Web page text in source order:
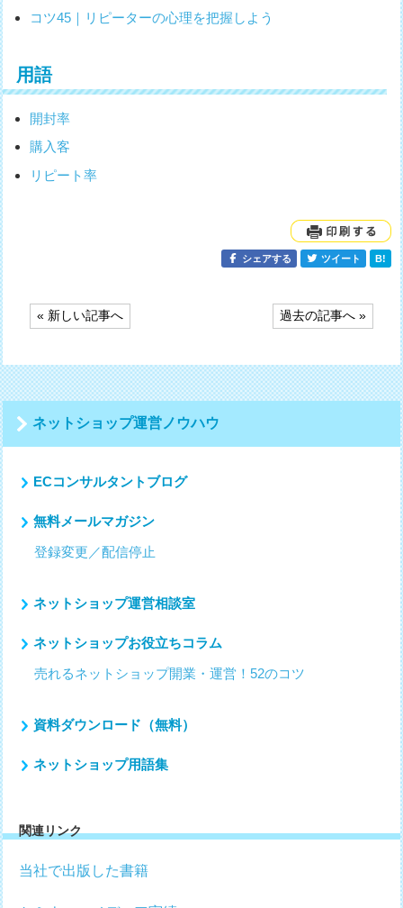
コツ45｜リピーターの心理を把握しよう
用語
開封率
購入客
リピート率
シェアする ツイート B!
投
稿
ナ
ビ
ゲ
ー
シ
ョ
ン
« 新しい記事へ 過去の記事へ »
ネットショップ運営ノウハウ
ECコンサルタントブログ
無料メールマガジン
登録変更／配信停止
ネットショップ運営相談室
ネットショップお役立ちコラム
売れるネットショップ開業・運営！52のコツ
資料ダウンロード（無料）
ネットショップ用語集
関連リンク
当社で出版した書籍